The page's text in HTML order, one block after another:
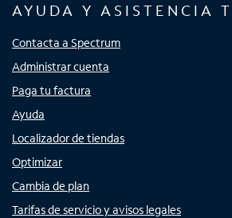
AYUDA Y ASISTENCIA
Contacta a Spectrum
Administrar cuenta
Paga tu factura
Ayuda
Localizador de tiendas
Optimizar
Cambia de plan
Tarifas de servicio y avisos legales